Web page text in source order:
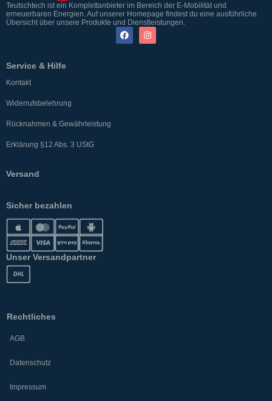
Teutschtech ist ein Komplettanbieter im Bereich der E-Mobilität und
erneuerbaren Energien. Auf unserer Homepage findest du eine ausführliche
Übersicht über unsere Produkte und Dienstleistungen.
Service & Hilfe
Kontakt
Widerrufsbelehrung
Rücknahmen & Gewährleistung
Erklärung §12 Abs. 3 UStG
Versand
Sicher bezahlen
Unser Versandpartner
Rechtliches
AGB
Datenschutz
Impressum